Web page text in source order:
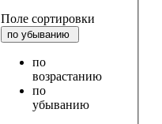
Поле сортировки
по убыванию
по
возрастанию
по
убыванию